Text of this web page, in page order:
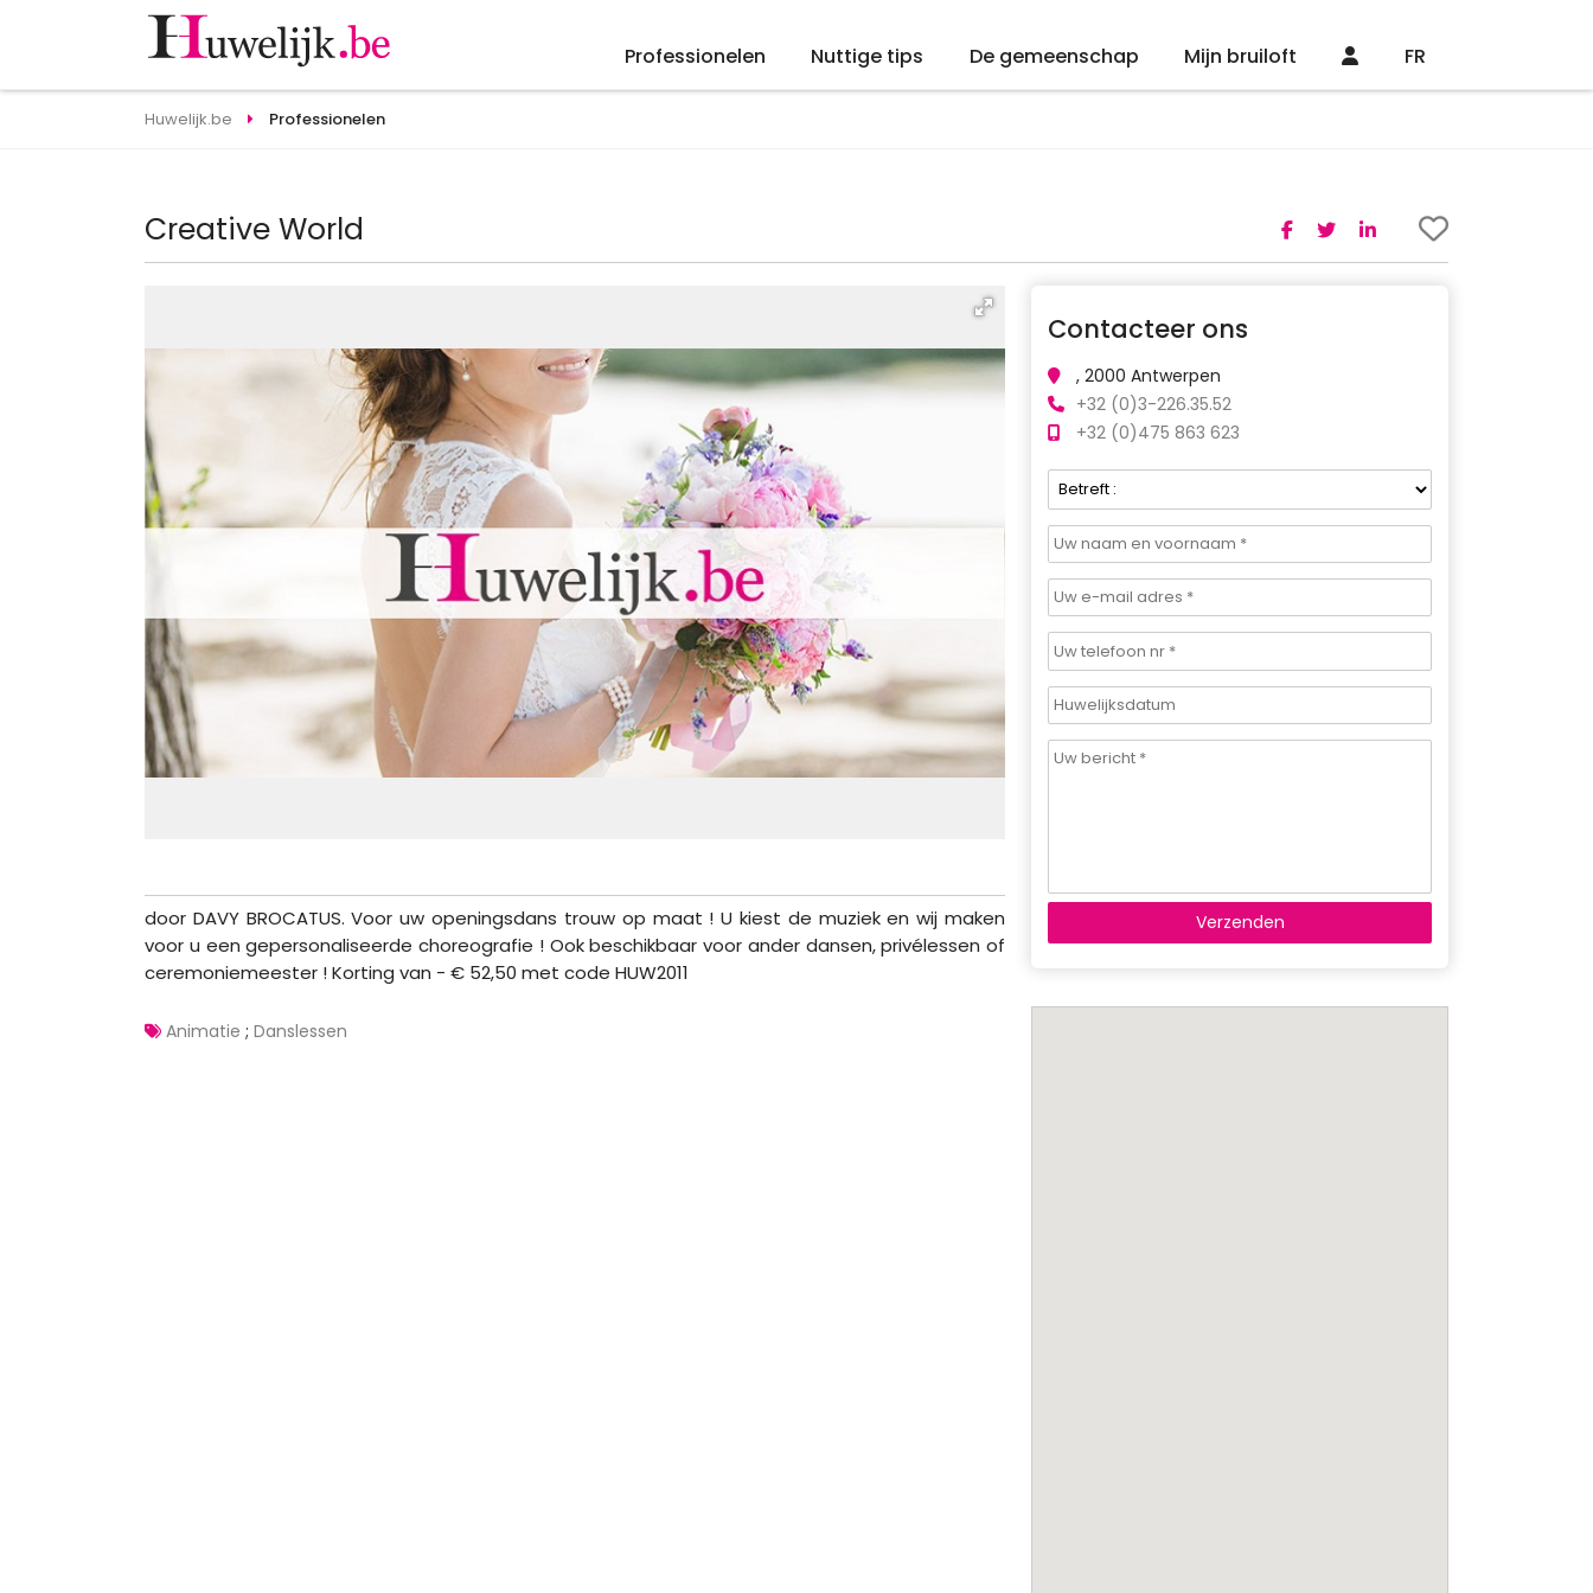
Professionelen Nuttige tips De gemeenschap Mijn bruiloft FR
Huwelijk.be Professionelen
Creative World
door DAVY BROCATUS. Voor uw openingsdans trouw op maat ! U kiest de muziek en wij maken
voor u een gepersonaliseerde choreografie ! Ook beschikbaar voor ander dansen, privélessen of
ceremoniemeester ! Korting van - € 52,50 met code HUW2011
Animatie ; Danslessen
Contacteer ons
, 2000 Antwerpen
+32 (0)3-226.35.52
+32 (0)475 863 623
Verzenden